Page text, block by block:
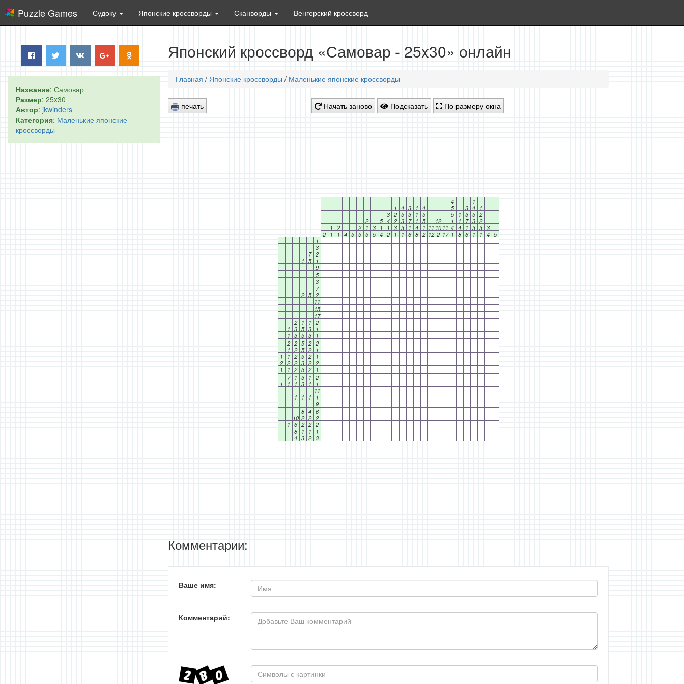
Puzzle Games Судоку Японские кроссворды Сканворды Венгерский кроссворд
Название: Самовар
Размер: 25x30
Автор: jkwinders
Категория: Маленькие японские
кроссворды
Японский кроссворд «Самовар - 25x30» онлайн
Главная / Японские кроссворды / Маленькие японские кроссворды
печать Начать заново Подсказать По размеру окна
4
1
1 4 3 1 4 5 3 4
1
3 2 5 3 1 5 5 1 3 5 2
2
5 4 2 3 7 1 5 12 1 1 7 3 2
1 2 2 1 3 1 1 3 3 1 4 1 11 10 11 4 4 1 3 3 3
2
1 1 4 5 5 5 5 4 2 1 1 6 8 2 12 2 17 1 8 6 1 1 4 5
1
3
7 2
1 5
1
9
5
3
7
2 5 2
11
15
17
2
1 1 2
1 3 5 3
1
1 3 5 3
1
2 2 5 2 2
1 2 5 2
1
1
1 2 5 2
1
2 2 2 3 2 2
1
1 2 3 2
1
7
1 3 1 2
1
1 1 3 1
1
11
1
1 1
1
9
8 4 6
10 2 2 2
1 6 2 2 2
8
1 1
1
4 3 2 3
Комментарии:
Ваше имя:
Комментарий: